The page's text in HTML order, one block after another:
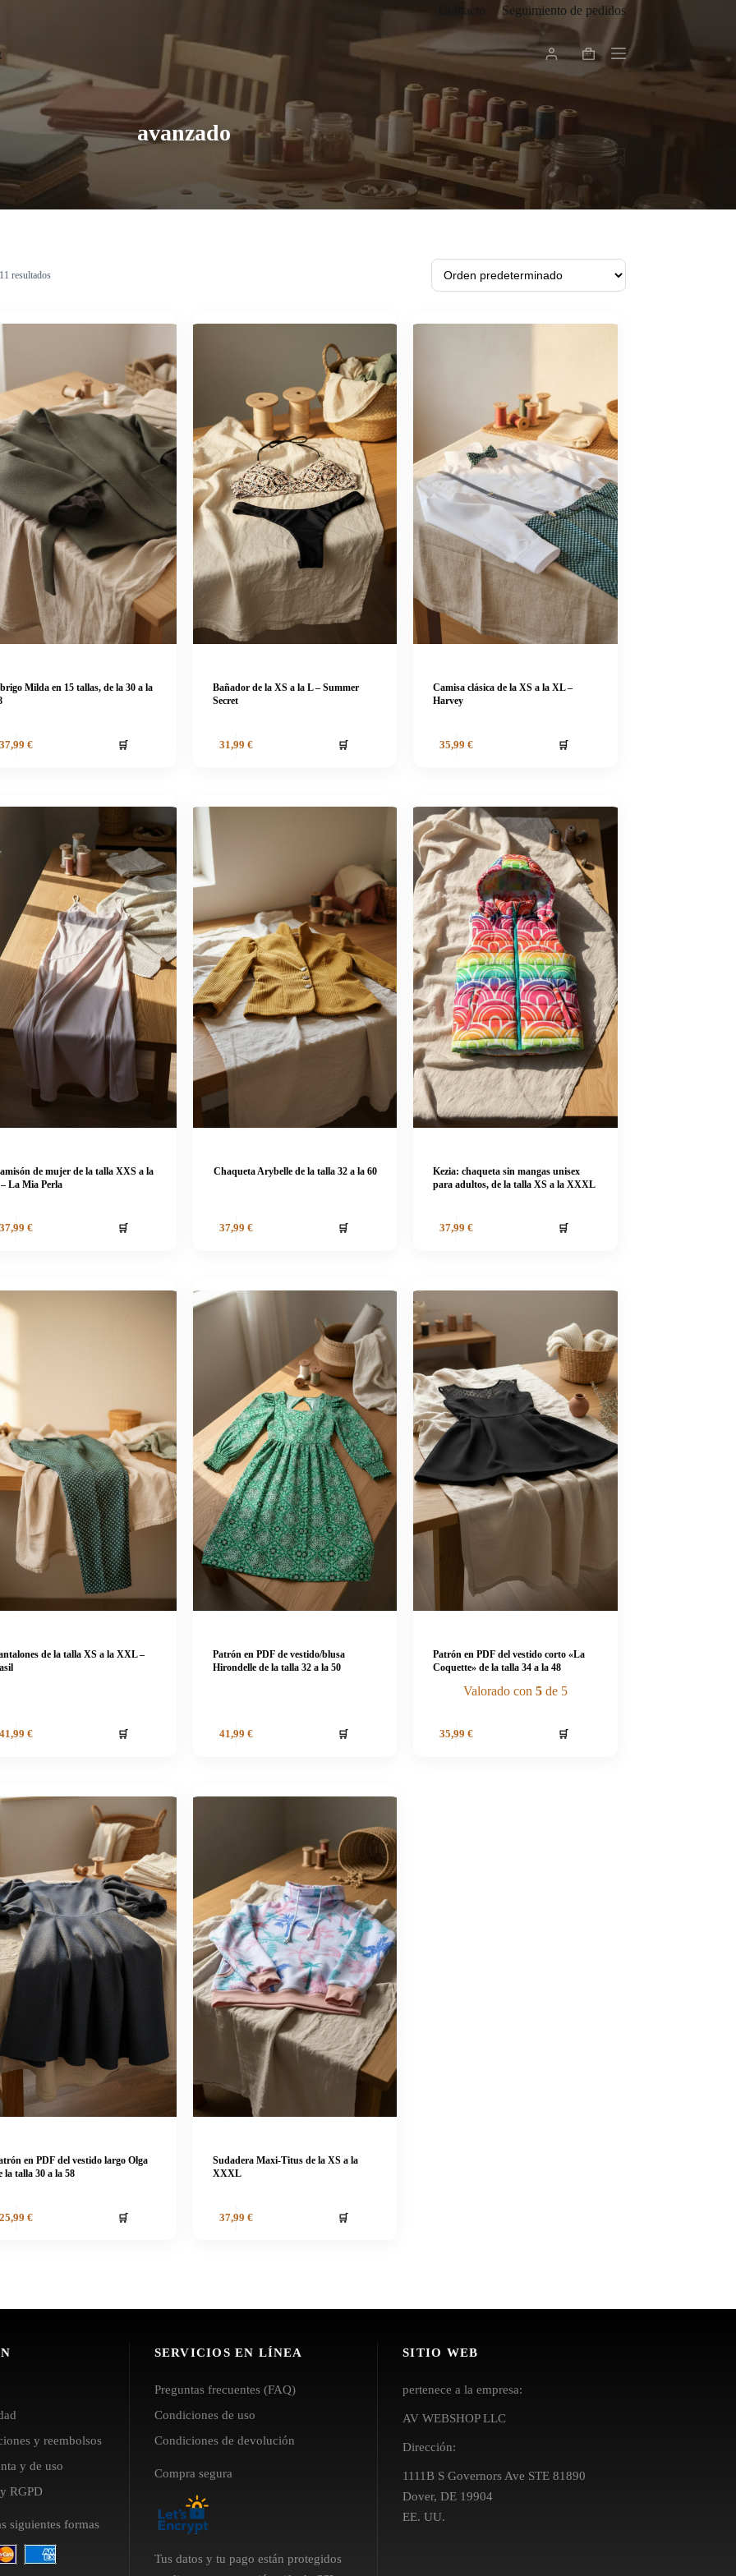
Contacto Seguimiento de pedidos
Carro
de
avanzado
resultados
Milda en 15 tallas, de la 30 a la
€ 🛒
Bañador de la XS a la L – Summer
Secret
31,99 € 🛒
Camisa clásica de la XS a la XL –
Harvey
35,99 € 🛒
de mujer de la talla XXS a la
La Mia Perla
€ 🛒
Chaqueta Arybelle de la talla 32 a la 60
37,99 € 🛒
Kezia: chaqueta sin mangas unisex
para adultos, de la talla XS a la XXXL
37,99 € 🛒
de la talla XS a la XXL –
€ 🛒
Patrón en PDF de vestido/blusa
Hirondelle de la talla 32 a la 50
41,99 € 🛒
Patrón en PDF del vestido corto «La
Coquette» de la talla 34 a la 48
Valorado con 5de 5
35,99 € 🛒
en PDF del vestido largo Olga
la talla 30 a la 58
€ 🛒
Sudadera Maxi-Titus de la XS a la
XXXL
37,99 € 🛒
y reembolsos
y de uso
RGPD
siguientes formas
SERVICIOS EN LÍNEA
Preguntas frecuentes (FAQ)
Condiciones de uso
Condiciones de devolución
Compra segura
Tus datos y tu pago están protegidos
SITIO WEB
pertenece a la empresa:
AV WEBSHOP LLC
Dirección:
1111B S Governors Ave STE 81890
Dover, DE 19904
EE. UU.